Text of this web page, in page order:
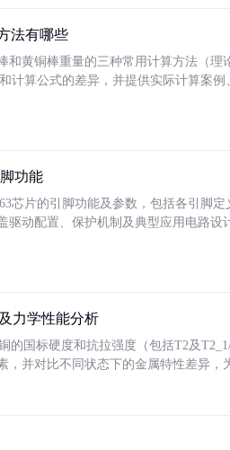
法有哪些
和黄铜棒重量的三种常用计算方法（
和计算公式的差异，并提供实际计算案
功能
芯片的引脚功能及参数，包括各引脚
驱动配置、保护机制及典型应用电路
力学性能分析
的国标硬度和抗拉强度（包括T2及
，并对比不同状态下的金属特性差异，